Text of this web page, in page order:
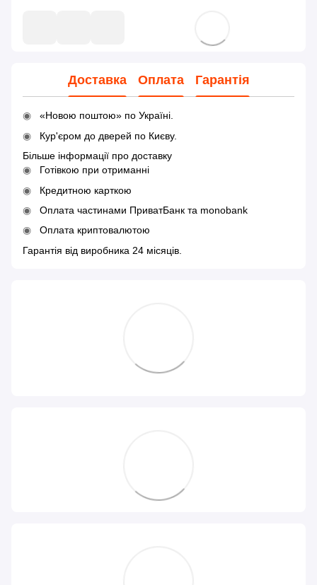
Доставка Оплата Гарантія
«Новою поштою» по Україні.
Кур'єром до дверей по Києву.
Більше інформації про доставку
Готівкою при отриманні
Кредитною карткою
Оплата частинами ПриватБанк та monobank
Оплата криптовалютою
Гарантія від виробника 24 місяців.